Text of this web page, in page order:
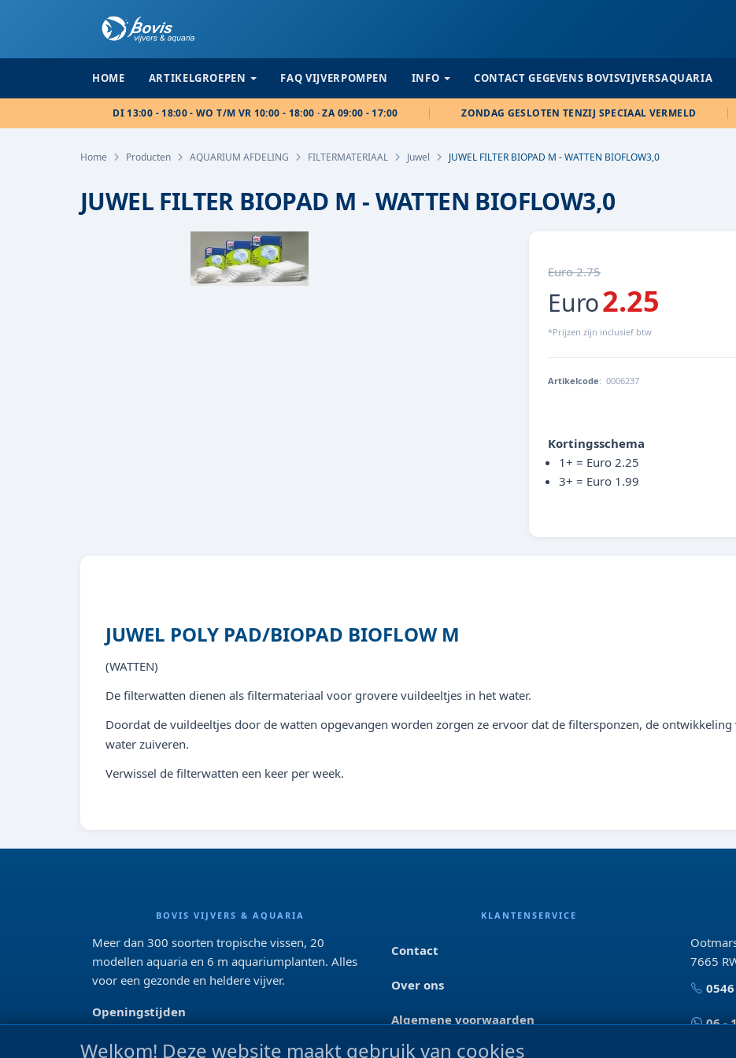
HOME ARTIKELGROEPEN FAQ VIJVERPOMPEN INFO CONTACT GEGEVENS BOVISVIJVERSAQUARIA
DI 13:00 - 18:00 - WO T/M VR 10:00 - 18:00 · ZA 09:00 - 17:00 ZONDAG GESLOTEN TENZIJ SPECIAAL VERMELD
Home Producten AQUARIUM AFDELING FILTERMATERIAAL Juwel JUWEL FILTER BIOPAD M - WATTEN BIOFLOW3,0
JUWEL FILTER BIOPAD M - WATTEN BIOFLOW3,0
Euro 2.75
Euro2.25
*Prijzen zijn inclusief btw
Artikelcode: 0006237
Kortingsschema
1+ = Euro 2.25
3+ = Euro 1.99
JUWEL POLY PAD/BIOPAD BIOFLOW M
(WATTEN)
De filterwatten dienen als filtermateriaal voor grovere vuildeeltjes in het water.
Doordat de vuildeeltjes door de watten opgevangen worden zorgen ze ervoor dat de filtersponzen, de
water zuiveren.
Verwissel de filterwatten een keer per week.
BOVIS VIJVERS & AQUARIA
Meer dan 300 soorten tropische vissen, 20
modellen aquaria en 6 m aquariumplanten. Alles
voor een gezonde en heldere vijver.
Openingstijden
Za: 09:00 - 17:00
KLANTENSERVICE
Contact
Over ons
Algemene voorwaarden
Privacyverklaring
7665
06 -
Welkom! Deze website maakt gebruik van cookies